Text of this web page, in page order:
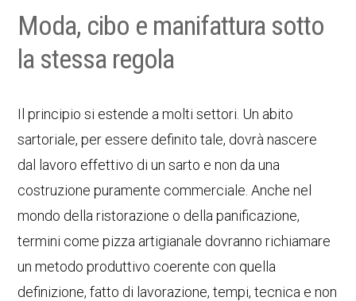
Moda, cibo e manifattura sotto
la stessa regola
Il principio si estende a molti settori. Un abito
sartoriale, per essere definito tale, dovrà nascere
dal lavoro effettivo di un sarto e non da una
costruzione puramente commerciale. Anche nel
mondo della ristorazione o della panificazione,
termini come pizza artigianale dovranno richiamare
un metodo produttivo coerente con quella
definizione, fatto di lavorazione, tempi, tecnica e non